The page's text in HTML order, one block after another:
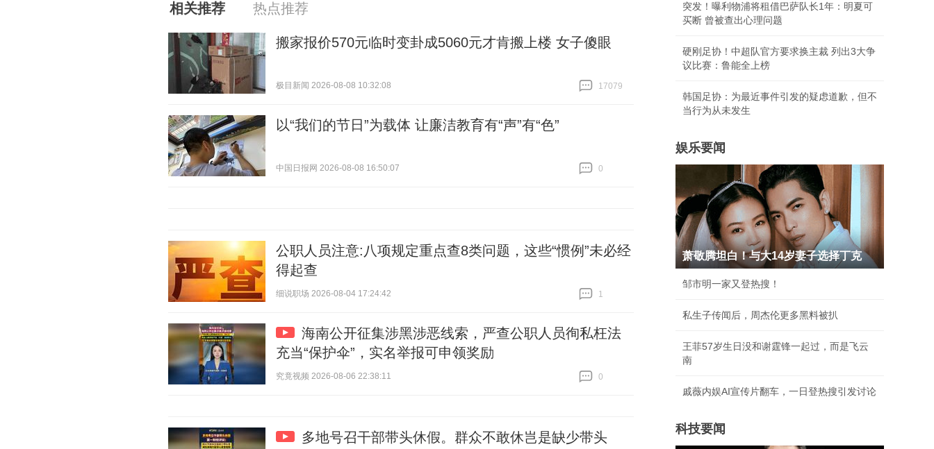
相关推荐 热点推荐
搬家报价570元临时变卦成5060元才肯搬上楼 女子傻眼
极目新闻 2026-08-08 10:32:08
17079
以“我们的节日”为载体 让廉洁教育有“声”有“色”
中国日报网 2026-08-08 16:50:07
0
公职人员注意:八项规定重点查8类问题，这些“惯例”未必经
得起查
细说职场 2026-08-04 17:24:42
1
海南公开征集涉黑涉恶线索，严查公职人员徇私枉法
充当“保护伞”，实名举报可申领奖励
究竟视频 2026-08-06 22:38:11
0
多地号召干部带头休假。群众不敢休岂是缺少带头
突发！曝利物浦将租借巴萨队长1年：明夏可
买断 曾被查出心理问题
硬刚足协！中超队官方要求换主裁 列出3大争
议比赛：鲁能全上榜
韩国足协：为最近事件引发的疑虑道歉，但不
当行为从未发生
娱乐要闻
萧敬腾坦白！与大14岁妻子选择丁克
邹市明一家又登热搜！
私生子传闻后，周杰伦更多黑料被扒
王菲57岁生日没和谢霆锋一起过，而是飞云
南
戚薇内娱AI宣传片翻车，一日登热搜引发讨论
科技要闻